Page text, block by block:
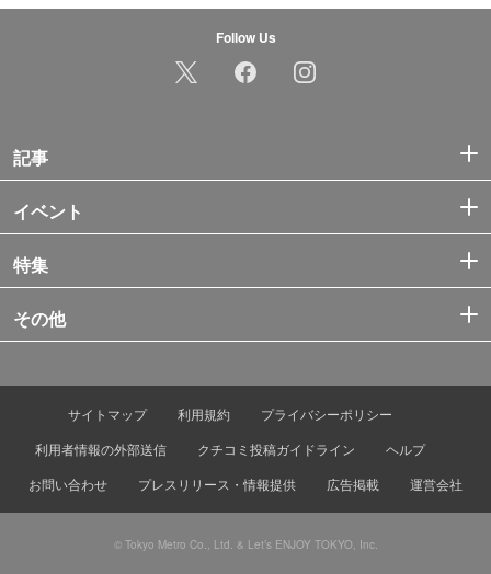
Follow Us
記事
イベント
特集
その他
サイトマップ 利用規約
プライバシーポリシー
利用者情報の外部送信
クチコミ投稿ガイドライン
ヘルプ
お問い合わせ
プレスリリース・情報提供 広告掲載 運営会社
© Tokyo Metro Co., Ltd. & Let’s ENJOY TOKYO, Inc.